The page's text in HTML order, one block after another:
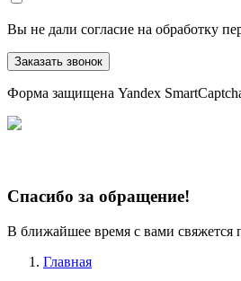
Вы не дали согласие на обработку
Заказать звонок
Форма защищена Yandex
Спасибо за обращение!
В ближайшее время с вами
Главная